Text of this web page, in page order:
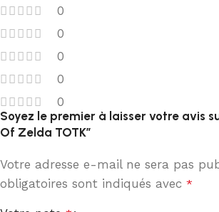
0
0
0
0
0
Soyez le premier à laisser votre avis
Of Zelda TOTK”
Votre adresse e-mail ne sera pas
obligatoires sont indiqués avec *